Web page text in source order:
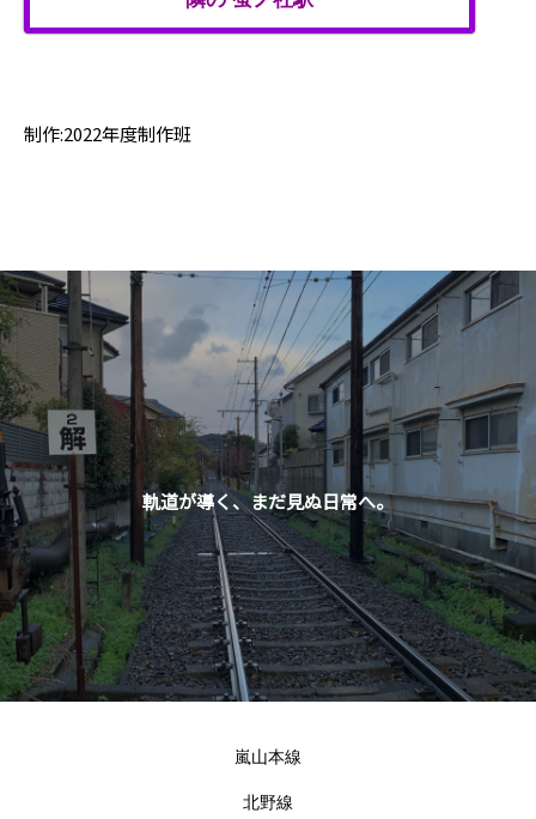
制作:2022年度制作班
軌道が導く、まだ見ぬ日常へ。
嵐山本線
北野線